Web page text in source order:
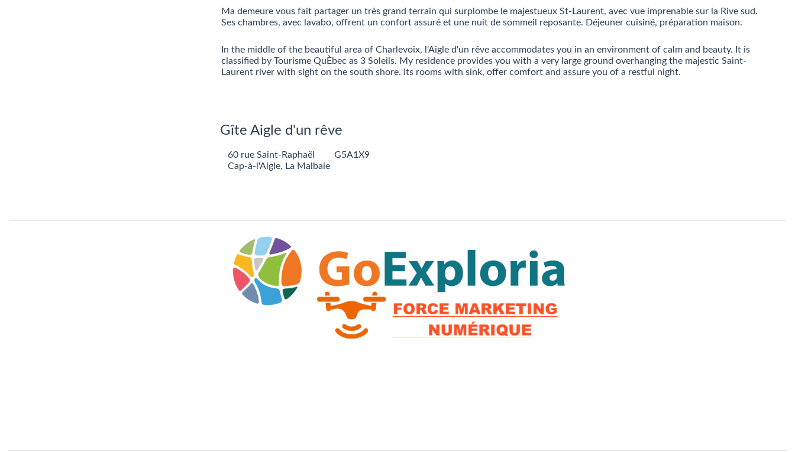
Ma demeure vous fait partager un très grand terrain qui surplombe le majestueux St-Laurent, avec vue imprenable sur la Rive sud.
Ses chambres, avec lavabo, offrent un confort assuré et une nuit de sommeil reposante. Déjeuner cuisiné, préparation maison.
In the middle of the beautiful area of Charlevoix, l'Aigle d'un rêve accommodates you in an environment of calm and beauty. It is
classified by Tourisme QuÈbec as 3 Soleils. My residence provides you with a very large ground overhanging the majestic Saint-
Laurent river with sight on the south shore. Its rooms with sink, offer comfort and assure you of a restful night.
Gîte Aigle d'un rêve
60 rue Saint-Raphaël
Cap-à-l'Aigle, La Malbaie
G5A1X9